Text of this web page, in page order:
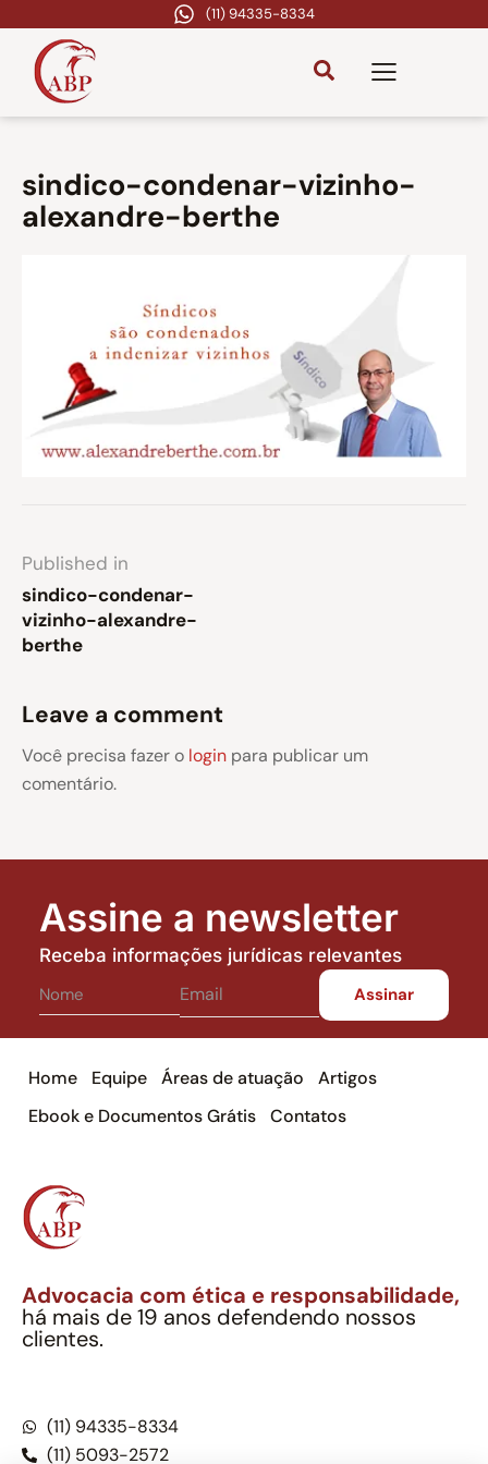
(11) 94335-8334
sindico-condenar-vizinho-
alexandre-berthe
Published in
sindico-condenar-
vizinho-alexandre-
berthe
Leave a comment
Você precisa fazer o login para publicar um
comentário.
Assine a newsletter
Receba informações jurídicas relevantes
Home Equipe Áreas de atuação
Artigos
Ebook e Documentos Grátis
Contatos
Advocacia com ética e responsabilidade,
há mais de 19 anos defendendo nossos
clientes.
(11) 94335-8334
(11) 5093-2572